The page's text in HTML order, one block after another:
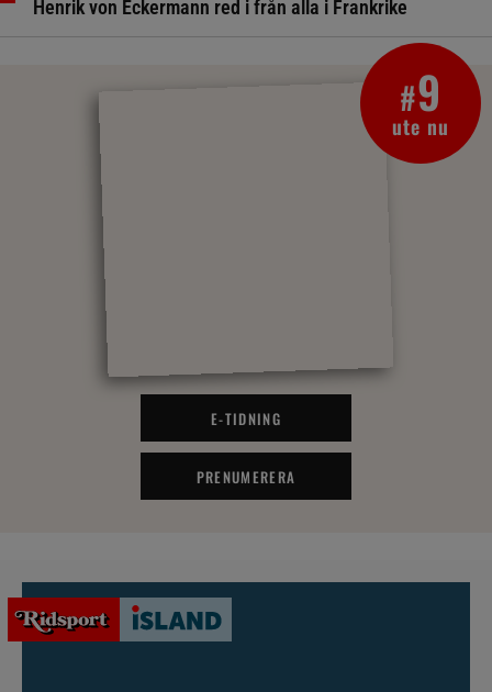
Henrik von Eckermann red i från alla i Frankrike
#9
ute nu
E-TIDNING
PRENUMERERA